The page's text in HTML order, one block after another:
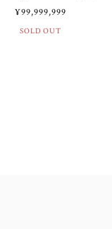
ティファニー ブレイド
スターリング シルバー
¥99,999,999
SOLD OUT